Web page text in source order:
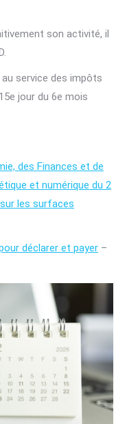
son activité, il
service des impôts
jour du 6e mois
des Finances et de
et numérique du 2
les surfaces
déclarer et payer –